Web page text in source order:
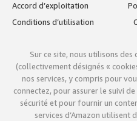
Accord d’exploitation
Conditions d’utilisation
Sur ce site, nous utilisons
(collectivement désignés «
nos services, y compris pour
connectez, pour assurer le suivi
sécurité et pour fournir un
services d’Amazon utilisent